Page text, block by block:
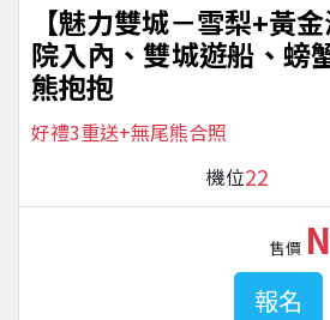
【魅力雙城－雪梨+黃
院入內、雙城遊船、螃
熊抱抱
好禮3重送+無尾熊合照
機位22
售價
報名